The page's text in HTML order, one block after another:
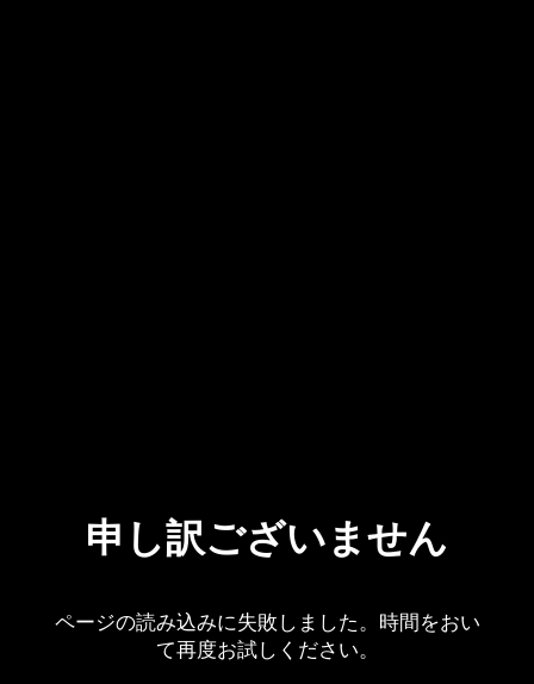
申し訳ございません
ページの読み込みに失敗しました。時間をおい
て再度お試しください。